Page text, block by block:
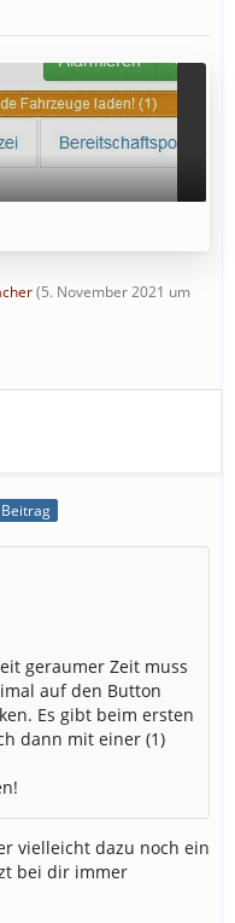
(5. November 2021 um
geraumer Zeit muss
auf den Button
Es gibt beim ersten
dann mit einer (1)
vielleicht dazu noch ein
bei dir immer